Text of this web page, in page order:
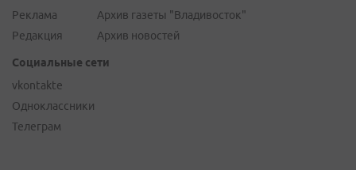
Реклама
Редакция
Архив газеты "Владивосток"
Архив новостей
Социальные сети
vkontakte
Одноклассники
Телеграм